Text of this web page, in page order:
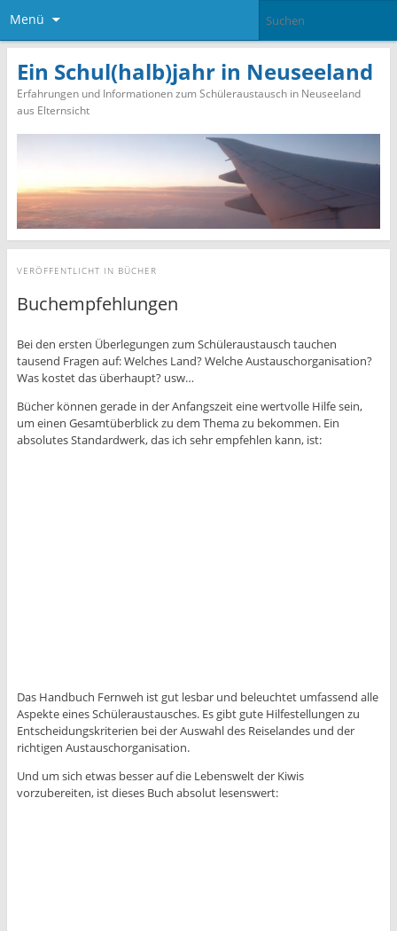
Menü
Ein Schul(halb)jahr in Neuseeland
Erfahrungen und Informationen zum Schüleraustausch in Neuseeland
aus Elternsicht
VERÖFFENTLICHT IN BÜCHER
Buchempfehlungen
Bei den ersten Überlegungen zum Schüleraustausch tauchen
tausend Fragen auf: Welches Land? Welche Austauschorganisation?
Was kostet das überhaupt? usw…
Bücher können gerade in der Anfangszeit eine wertvolle Hilfe sein,
um einen Gesamtüberblick zu dem Thema zu bekommen. Ein
absolutes Standardwerk, das ich sehr empfehlen kann, ist:
Das Handbuch Fernweh ist gut lesbar und beleuchtet umfassend alle
Aspekte eines Schüleraustausches. Es gibt gute Hilfestellungen zu
Entscheidungskriterien bei der Auswahl des Reiselandes und der
richtigen Austauschorganisation.
Und um sich etwas besser auf die Lebenswelt der Kiwis
vorzubereiten, ist dieses Buch absolut lesenswert: